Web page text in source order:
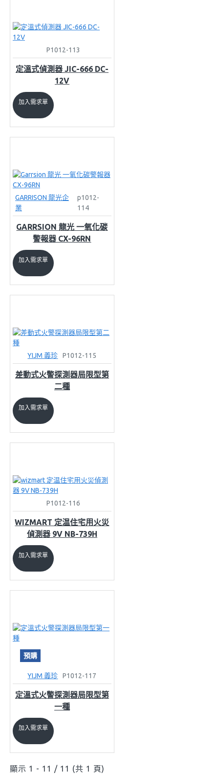
P1012-113
定溫式偵測器 JIC-666 DC-
12V
加入需求單
GARRISON 龍光企
業
p1012-
114
GARRSION 龍光 一氧化碳
警報器 CX-96RN
加入需求單
YIJM 義珍 P1012-115
差動式火警探測器局限型第
二種
加入需求單
P1012-116
WIZMART 定温住宅用火災
偵測器 9V NB-739H
加入需求單
預購
YIJM 義珍 P1012-117
定溫式火警探測器局限型第
一種
加入需求單
顯示 1 - 11 / 11 (共 1 頁)